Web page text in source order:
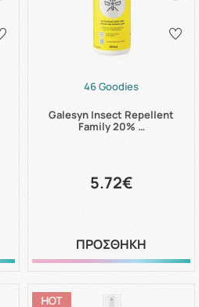
46 Goodies
Galesyn Insect Repellent
Family 20% …
5.72€
ΠΡΟΣΘΗΚΗ